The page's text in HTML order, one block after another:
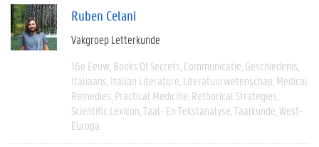
Ruben Celani
Vakgroep Letterkunde
16e Eeuw Books Of Secrets Communicatie Geschiedenis
Italiaans Italian Literature Literatuurwetenschap Medical
Remedies Practical Medicine Rethorical Strategies
Scientific Lexicon Taal- En Tekstanalyse Taalkunde West-
Europa